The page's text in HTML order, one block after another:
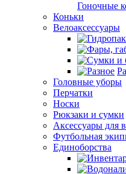
Гоночные
Коньки
Велоаксессуары
Головные уборы
Перчатки
Носки
Рюкзаки и сумки
Аксессуары для
Футбольная
Единоборства